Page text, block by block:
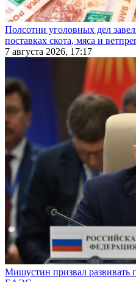
Полсотни уголовных дел
поставках скота, мяса и
7 августа 2026, 17:17
Мишустин призвал развивать